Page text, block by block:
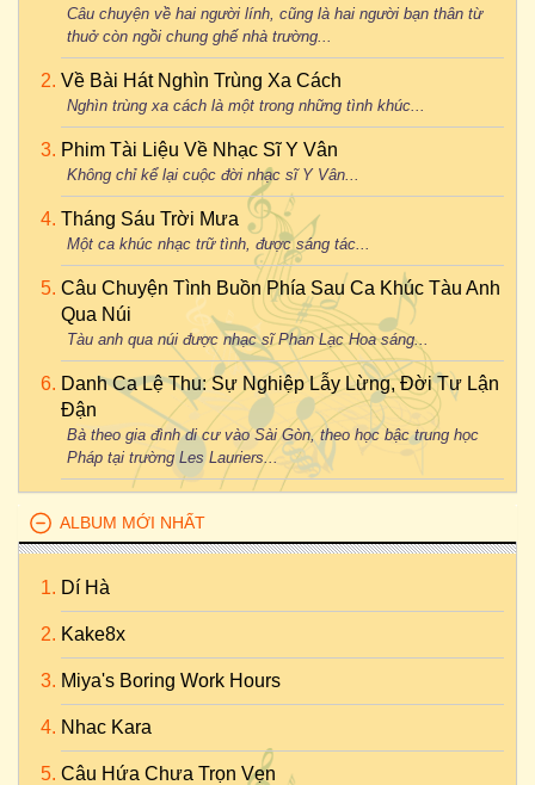
Câu chuyện về hai người lính, cũng là hai người bạn thân từ
thuở còn ngồi chung ghế nhà trường...
Về Bài Hát Nghìn Trùng Xa Cách
Nghìn trùng xa cách là một trong những tình khúc...
Phim Tài Liệu Về Nhạc Sĩ Y Vân
Không chỉ kể lại cuộc đời nhạc sĩ Y Vân...
Tháng Sáu Trời Mưa
Một ca khúc nhạc trữ tình, được sáng tác...
Câu Chuyện Tình Buồn Phía Sau Ca Khúc Tàu Anh
Qua Núi
Tàu anh qua núi được nhạc sĩ Phan Lạc Hoa sáng...
Danh Ca Lệ Thu: Sự Nghiệp Lẫy Lừng, Đời Tư Lận
Đận
Bà theo gia đình di cư vào Sài Gòn, theo học bậc trung học
Pháp tại trường Les Lauriers...
ALBUM MỚI NHẤT
Dí Hà
Kake8x
Miya's Boring Work Hours
Nhac Kara
Câu Hứa Chưa Trọn Vẹn